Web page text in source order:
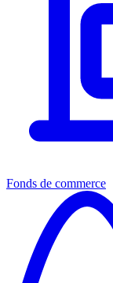
Fonds de commerce